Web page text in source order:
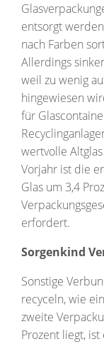
entsorgt
nach Farben
Allerdings
weil zu wenig
hingewiesen
für
wertvolle
Vorjahr ist die
Glas um 3,4
erfordert.
Sorgenkind
Sonstige
recyceln, wie
zweite
Prozent liegt,